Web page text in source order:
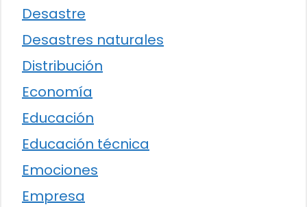
Desastre
Desastres naturales
Distribución
Economía
Educación
Educación técnica
Emociones
Empresa